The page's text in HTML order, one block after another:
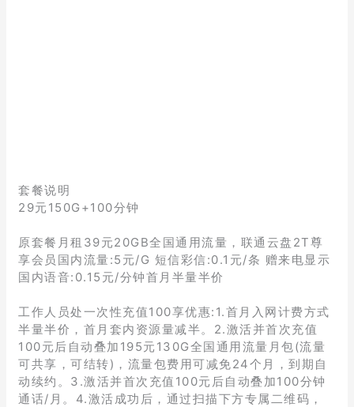
套餐说明
29元150G+100分钟
原套餐月租39元20GB全国通用流量，联通云盘2T尊
享会员国内流量:5元/G 短信彩信:0.1元/条 赠来电显示
国内语音:0.15元/分钟首月半量半价
工作人员处一次性充值100享优惠:1.首月入网计费方式
半量半价，首月套内资源量减半。2.激活并首次充值
100元后自动叠加195元130G全国通用流量月包(流量
可共享，可结转)，流量包费用可减免24个月，到期自
动续约。3.激活并首次充值100元后自动叠加100分钟
通话/月。4.激活成功后，通过扫描下方专属二维码，